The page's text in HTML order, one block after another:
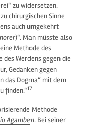
zu widersetzen.
chirurgischen Sinne
auch umgekehrt
)“. Man müsste also
Methode des
des Werdens gegen die
Gedanken gegen
das Dogma“ mit dem
finden.“17
Methode
Agamben. Bei seiner